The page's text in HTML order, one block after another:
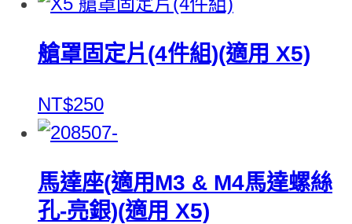
艙罩固定片(4件組)(適用 X5)
NT$250
馬達座(適用M3 & M4馬達螺絲
孔-亮銀)(適用 X5)